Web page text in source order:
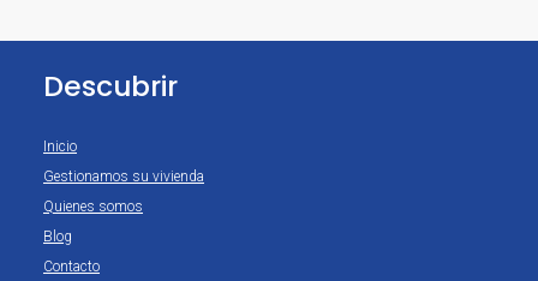
Descubrir
Inicio
Gestionamos su vivienda
Quienes somos
Blog
Contacto